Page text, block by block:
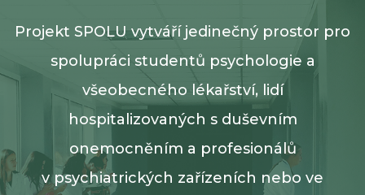
PŮSOBIŠTĚ
KLIENTI
PROFESIONÁLOVÉ
Projekt SPOLU vytváří jedinečný prostor pro
spolupráci studentů psychologie a
všeobecného lékařství, lidí
hospitalizovaných s duševním
onemocněním a profesionálů
v psychiatrických zařízeních nebo ve